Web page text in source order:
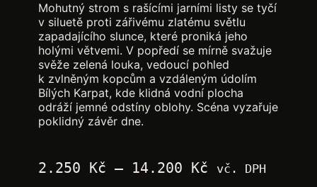
Mohutný strom s rašícími jarními listy se tyčí
v siluetě proti zářivému zlatému světlu
zapadajícího slunce, které proniká jeho
holými větvemi. V popředí se mírně svažuje
svěže zelená louka, vedoucí pohled
k zvlněným kopcům a vzdáleným údolím
Bílých Karpat, kde klidná vodní plocha
odráží jemné odstíny oblohy. Scéna vyzařuje
poklidný závěr dne.
2.250 Kč – 14.200 Kč Rozpětí
vč. DPH